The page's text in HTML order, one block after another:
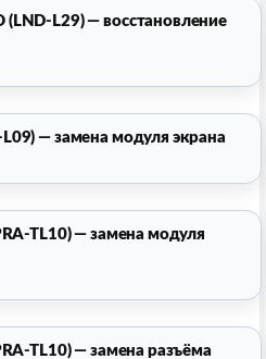
(LND-L29) — восстановление
— замена модуля экрана
TL10) — замена модуля
TL10) — замена разъёма